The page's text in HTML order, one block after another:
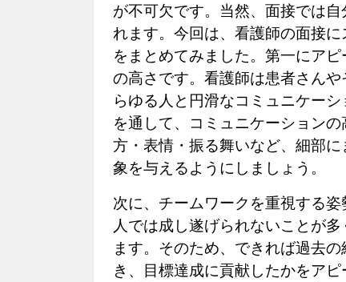
が不可欠です。当然、面接では
れます。今回は、看護師の面接
をまとめてみました。第一にア
の高さです。看護師は患者さん
らゆる人と円滑なコミュニケー
を通して、コミュニケーション
方・表情・振る舞いなど、細部
象を与えるようにしましょう。
次に、チームワークを重視する
人では成し遂げられないことが
ます。そのため、できれば過去
き、目標達成に貢献したかをア